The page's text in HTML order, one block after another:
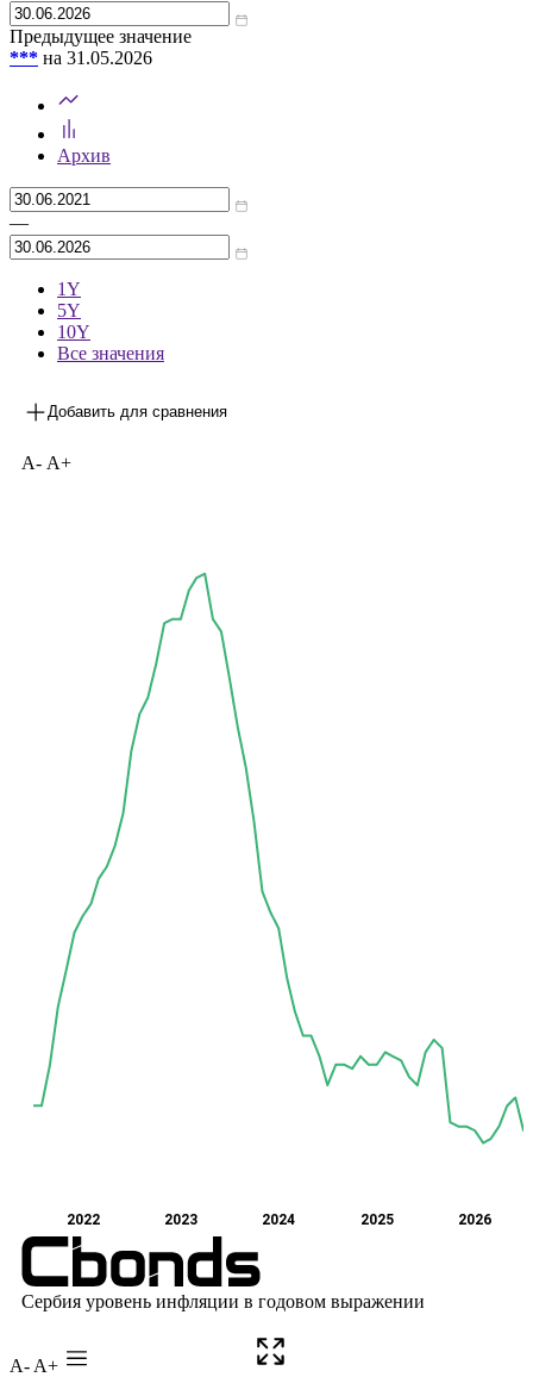
Предыдущее значение
*** на 31.05.2026
Архив
—
1Y
5Y
10Y
Все значения
Добавить для сравнения
A- A+